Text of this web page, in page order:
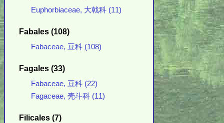
Euphorbiaceae, 大戟科 (11)
Fabales (108)
Fabaceae, 豆科 (108)
Fagales (33)
Fabaceae, 豆科 (22)
Fagaceae, 壳斗科 (11)
Filicales (7)